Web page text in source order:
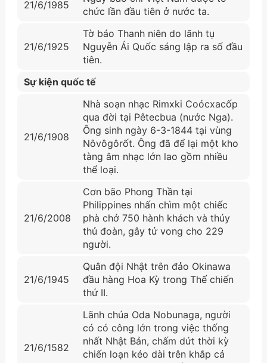
21/6/1985
chức lần đầu tiên ở nước ta.
21/6/1925
Tờ báo Thanh niên do lãnh tụ
Nguyễn Ái Quốc sáng lập ra số đầu
tiên.
Sự kiện quốc tế
21/6/1908
Nhà soạn nhạc Rimxki Coócxacốp
qua đời tại Pêtecbua (nước Nga).
Ông sinh ngày 6-3-1844 tại vùng
Nôvôgôrốt. Ông đã để lại một kho
tàng âm nhạc lớn lao gồm nhiều
thể loại.
21/6/2008
Cơn bão Phong Thần tại
Philippines nhấn chìm một chiếc
phà chở 750 hành khách và thủy
thủ đoàn, gây tử vong cho 229
người.
21/6/1945
Quân đội Nhật trên đảo Okinawa
đầu hàng Hoa Kỳ trong Thế chiến
thứ II.
21/6/1582
Lãnh chúa Oda Nobunaga, người
có có công lớn trong việc thống
nhất Nhật Bản, chấm dứt thời kỳ
chiến loạn kéo dài trên khắp cả